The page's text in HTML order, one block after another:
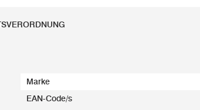
Marke
EAN-Code/s